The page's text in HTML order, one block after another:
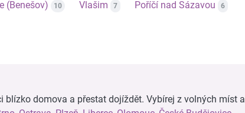
(Benešov) 10 Vlašim 7 Poříčí nad Sázavou 6
domova a přestat dojíždět. Vybírej z volných míst a